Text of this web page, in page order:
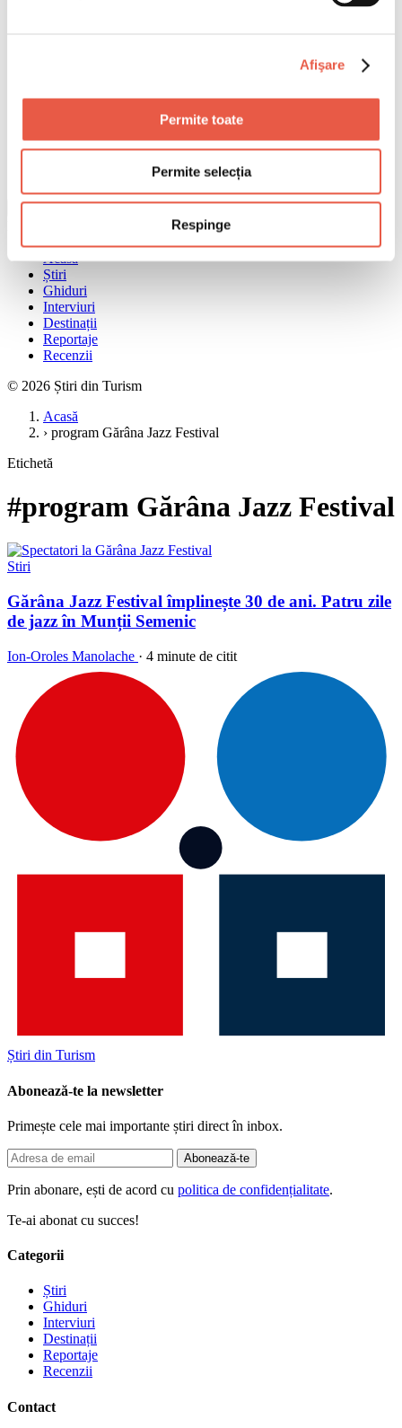
Afişare
Permite toate
Permite selecția
Respinge
Acasă
Știri
Ghiduri
Interviuri
Destinații
Reportaje
Recenzii
© 2026 Știri din Turism
Acasă
› program Gărâna Jazz Festival
Etichetă
#program Gărâna Jazz Festival
Stiri
Gărâna Jazz Festival împlinește 30 de ani. Patru zile
de jazz în Munții Semenic
Ion-Oroles Manolache · 4 minute de citit
Știri din Turism
Abonează-te la newsletter
Primește cele mai importante știri direct în inbox.
Abonează-te
Prin abonare, ești de acord cu politica de confidențialitate.
Te-ai abonat cu succes!
Categorii
Știri
Ghiduri
Interviuri
Destinații
Reportaje
Recenzii
Contact